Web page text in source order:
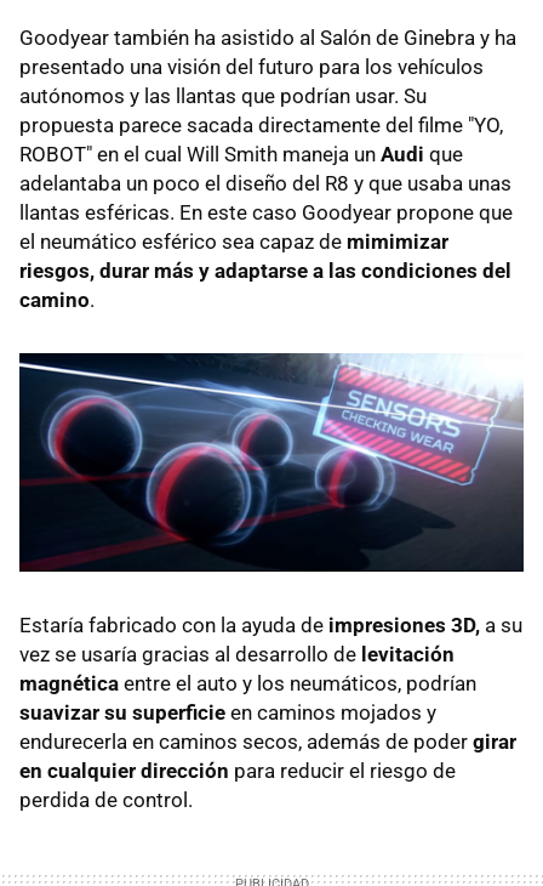
Goodyear también ha asistido al Salón de Ginebra y ha
presentado una visión del futuro para los vehículos
autónomos y las llantas que podrían usar. Su
propuesta parece sacada directamente del filme "YO,
ROBOT" en el cual Will Smith maneja un Audi que
adelantaba un poco el diseño del R8 y que usaba unas
llantas esféricas. En este caso Goodyear propone que
el neumático esférico sea capaz de mimimizar
riesgos, durar más y adaptarse a las condiciones del
camino.
Estaría fabricado con la ayuda de impresiones 3D, a su
vez se usaría gracias al desarrollo de levitación
magnética entre el auto y los neumáticos, podrían
suavizar su superficie en caminos mojados y
endurecerla en caminos secos, además de poder girar
en cualquier dirección para reducir el riesgo de
perdida de control.